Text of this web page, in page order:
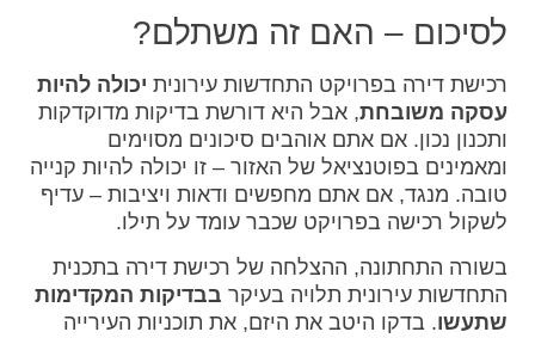
לסיכום – האם זה משתלם?
רכישת דירה בפרויקט התחדשות עירונית יכולה להיות
עסקה משובחת, אבל היא דורשת בדיקות מדוקדקות
ותכנון נכון. אם אתם אוהבים סיכונים מסוימים
ומאמינים בפוטנציאל של האזור – זו יכולה להיות קנייה
טובה. מנגד, אם אתם מחפשים ודאות ויציבות – עדיף
לשקול רכישה בפרויקט שכבר עומד על תילו.
בשורה התחתונה, ההצלחה של רכישת דירה בתכנית
התחדשות עירונית תלויה בעיקר בבדיקות המקדימות
שתעשו. בדקו היטב את היזם, את תוכניות העירייה